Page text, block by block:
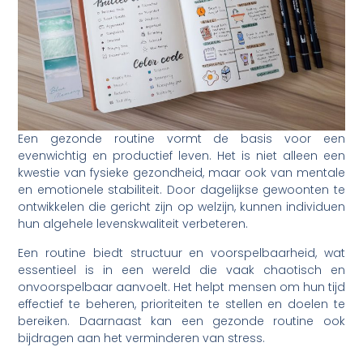
Een gezonde routine vormt de basis voor een
evenwichtig en productief leven. Het is niet alleen een
kwestie van fysieke gezondheid, maar ook van mentale
en emotionele stabiliteit. Door dagelijkse gewoonten te
ontwikkelen die gericht zijn op welzijn, kunnen individuen
hun algehele levenskwaliteit verbeteren.
Een routine biedt structuur en voorspelbaarheid, wat
essentieel is in een wereld die vaak chaotisch en
onvoorspelbaar aanvoelt. Het helpt mensen om hun tijd
effectief te beheren, prioriteiten te stellen en doelen te
bereiken. Daarnaast kan een gezonde routine ook
bijdragen aan het verminderen van stress.